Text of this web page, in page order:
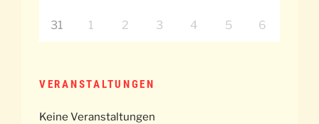
31 1 2 3 4 5 6
VERANSTALTUNGEN
Keine Veranstaltungen